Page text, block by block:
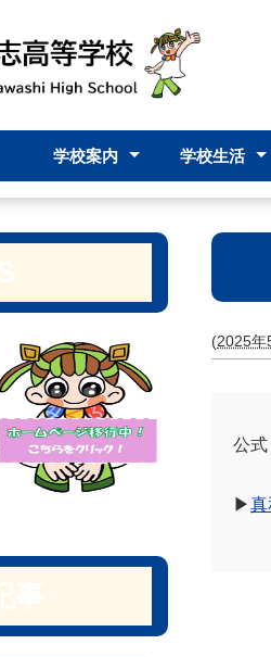
学校案内
校長挨拶
内規
学校要覧
学校評価
学校評議員
グランドデザイン
スクールミッション
学校紹介VTR
学校パンフレット
学校生活
学校行事
部活動
校時表
(2025年
公
▶